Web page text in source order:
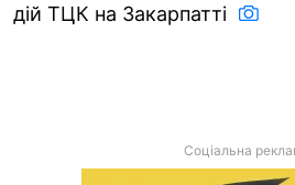
дій ТЦК на Закарпатті
Соціальна